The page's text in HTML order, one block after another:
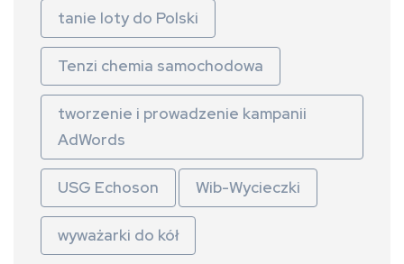
tanie loty do Polski
Tenzi chemia samochodowa
tworzenie i prowadzenie kampanii
AdWords
USG Echoson Wib-Wycieczki
wyważarki do kół